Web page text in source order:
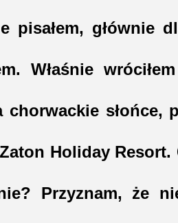
pisałem, głównie
Właśnie
chorwackie słońce,
Holiday Resort.
Przyznam, że